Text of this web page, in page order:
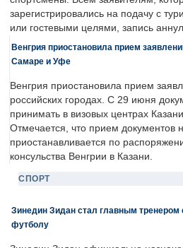
зарегистрировались на подачу с
или гостевыми целями, запись
Венгрия приостановила прием
Самаре и Уфе
Венгрия приостановила прием
российских городах. С 29 июня
принимать в визовых центрах
Отмечается, что прием документов
приостанавливается по
консульства Венгрии в Казани.
СПОРТ
Зинедин Зидан стал главным тренером
футболу